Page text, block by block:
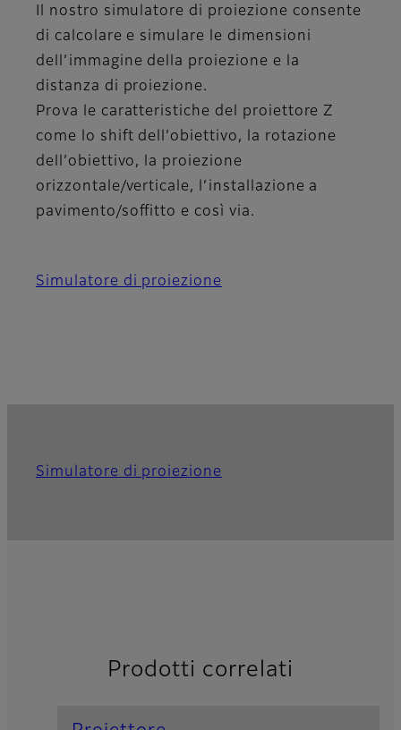
Il nostro simulatore di proiezione consente
di calcolare e simulare le dimensioni
dell’immagine della proiezione e la
distanza di proiezione.
Prova le caratteristiche del proiettore Z
come lo shift dell’obiettivo, la rotazione
dell’obiettivo, la proiezione
orizzontale/verticale, l’installazione a
pavimento/soffitto e così via.
Simulatore di proiezione
Simulatore di proiezione
Prodotti correlati